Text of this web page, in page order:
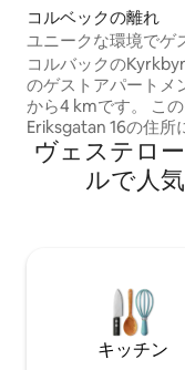
コルベックの離れ
ユニークな環境でゲ
を貸し出し
コルバックの
のゲストアパート
から4 kmです。 この
Eriksgatan 16の住所
トは最近改装され、
広さで、ホール/ミ
つの部屋で構成さ
簡易キッチン。 廊
つあります。 SVT 1
レビ。 無料Wi - Fiが
Kolbäcksånで泳ぐこ
ヴェステロ
ルで人
キッチン